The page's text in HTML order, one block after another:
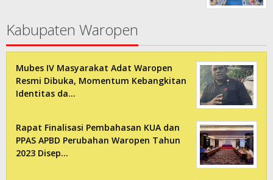
Kabupaten Waropen
Mubes IV Masyarakat Adat Waropen
Resmi Dibuka, Momentum Kebangkitan
Identitas da…
Rapat Finalisasi Pembahasan KUA dan
PPAS APBD Perubahan Waropen Tahun
2023 Disep…